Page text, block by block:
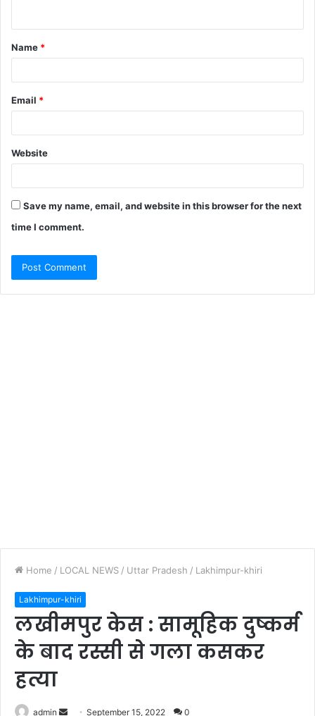
t
*
Name *
Email *
Website
Save my name, email, and website in this browser for the next
time I comment.